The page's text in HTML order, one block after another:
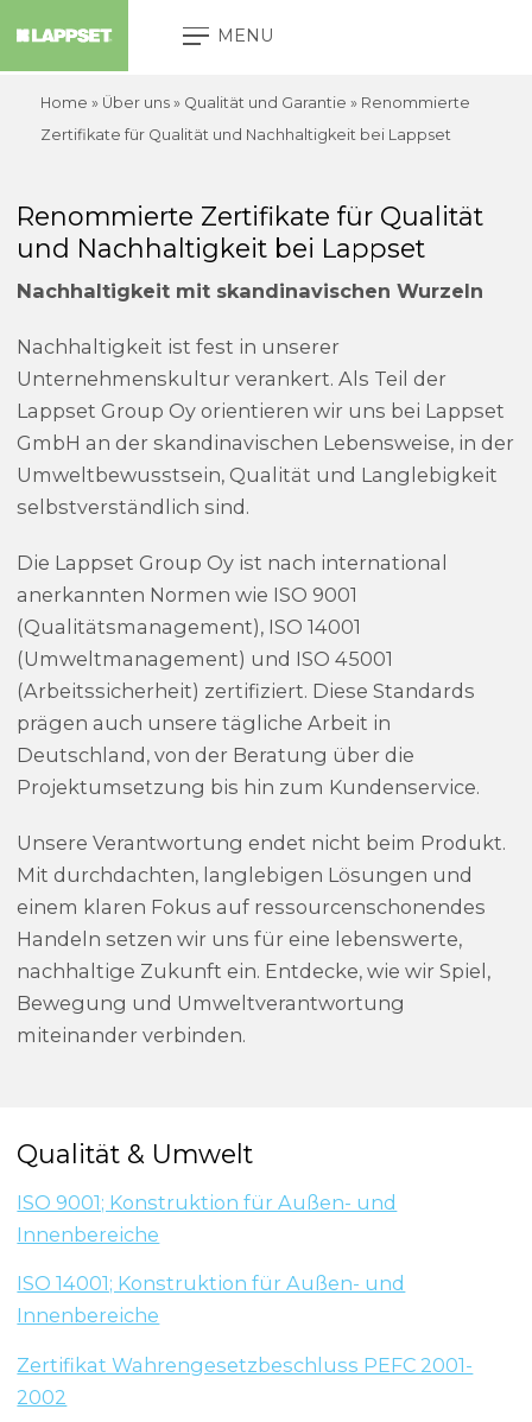
MENU
Home » Über uns » Qualität und Garantie » Renommierte
Zertifikate für Qualität und Nachhaltigkeit bei Lappset
Renommierte Zertifikate für Qualität
und Nachhaltigkeit bei Lappset
Nachhaltigkeit mit skandinavischen Wurzeln
Nachhaltigkeit ist fest in unserer
Unternehmenskultur verankert. Als Teil der
Lappset Group Oy orientieren wir uns bei Lappset
GmbH an der skandinavischen Lebensweise, in der
Umweltbewusstsein, Qualität und Langlebigkeit
selbstverständlich sind.
Die Lappset Group Oy ist nach international
anerkannten Normen wie ISO 9001
(Qualitätsmanagement), ISO 14001
(Umweltmanagement) und ISO 45001
(Arbeitssicherheit) zertifiziert. Diese Standards
prägen auch unsere tägliche Arbeit in
Deutschland, von der Beratung über die
Projektumsetzung bis hin zum Kundenservice.
Unsere Verantwortung endet nicht beim Produkt.
Mit durchdachten, langlebigen Lösungen und
einem klaren Fokus auf ressourcenschonendes
Handeln setzen wir uns für eine lebenswerte,
nachhaltige Zukunft ein. Entdecke, wie wir Spiel,
Bewegung und Umweltverantwortung
miteinander verbinden.
Qualität & Umwelt
ISO 9001; Konstruktion für Außen- und
Innenbereiche
ISO 14001; Konstruktion für Außen- und
Innenbereiche
Zertifikat Wahrengesetzbeschluss PEFC 2001-
2002